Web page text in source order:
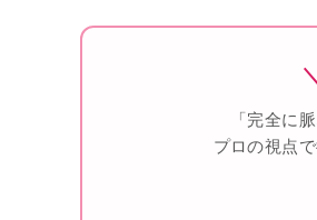
「完全に
プロの視点